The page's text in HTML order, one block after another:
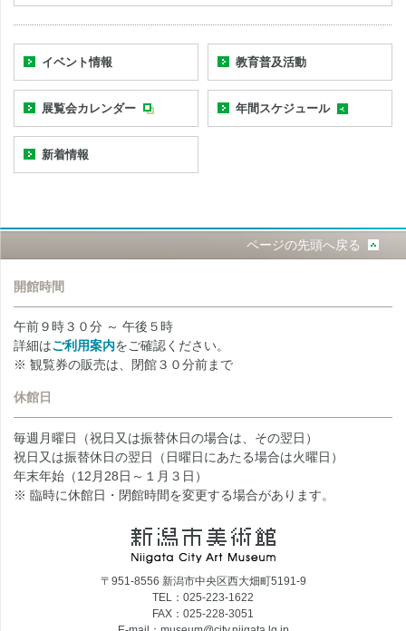
イベント情報 教育普及活動
展覧会カレンダー 年間スケジュール
新着情報
ページの先頭へ戻る
開館時間
午前９時３０分 ～ 午後５時
詳細はご利用案内をご確認ください。
※ 観覧券の販売は、閉館３０分前まで
休館日
毎週月曜日（祝日又は振替休日の場合は、その翌日）
祝日又は振替休日の翌日（日曜日にあたる場合は火曜日）
年末年始（12月28日～１月３日）
※ 臨時に休館日・閉館時間を変更する場合があります。
〒951-8556 新潟市中央区西大畑町5191-9
TEL：025-223-1622
FAX：025-228-3051